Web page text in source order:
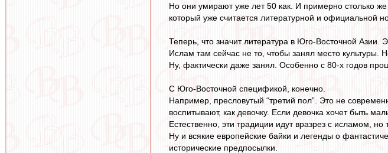
Но они умирают уже лет 50 как. И примерно столько
который уже считается литературной и официальной
Теперь, что значит литература в Юго-Восточной
Ислам там сейчас не то, чтобы занял место культуры.
Ну, фактически даже занял. Особенно с 80-х годов
С Юго-Восточной спецификой, конечно.
Например, пресловутый “третий пол”. Это не
воспитывают, как девочку. Если девочка хочет быть
Естественно, эти традиции идут вразрез с исламом, но
Ну и всякие европейские байки и легенды о
исторические предпосылки.